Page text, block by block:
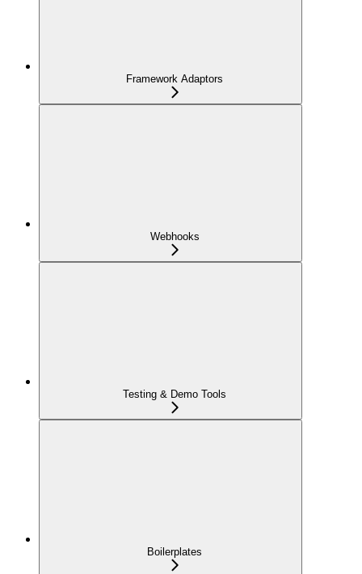
Framework Adaptors
Webhooks
Testing & Demo Tools
Boilerplates